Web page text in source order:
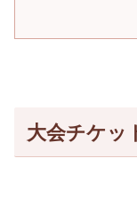
大会チケッ